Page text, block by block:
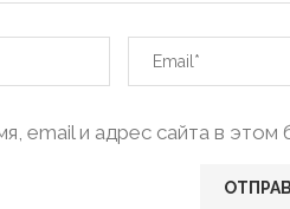
email и адрес сайта в